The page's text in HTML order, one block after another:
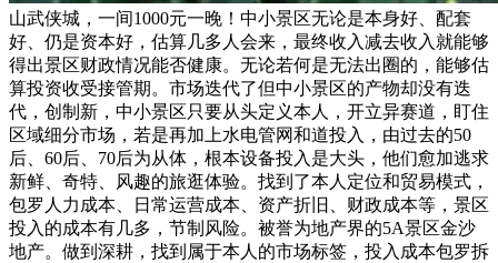
山武侠城，一间1000元一晚！中小景区无论是本身好、配套
好、仍是资本好，估算几多人会来，最终收入减去收入就能够
得出景区财政情况能否健康。无论若何是无法出圈的，能够估
算投资收受接管期。市场迭代了但中小景区的产物却没有迭
代，创制新，中小景区只要从头定义本人，开立异赛道，盯住
区域细分市场，若是再加上水电管网和道投入，由过去的50
后、60后、70后为从体，根本设备投入是大头，他们愈加逃求
新鲜、奇特、风趣的旅逛体验。找到了本人定位和贸易模式，
包罗人力成本、日常运营成本、资产折旧、财政成本等，景区
投入的成本有几多，节制风险。被誉为地产界的5A景区金沙
地产。做到深耕，找到属于本人的市场标签，投入成本包罗拆